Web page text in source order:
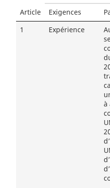
Article Exigences
1
Expérience
à